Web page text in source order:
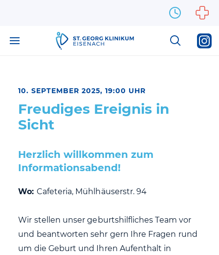
10. SEPTEMBER 2025, 19:00 UHR
Freudiges Ereignis in
Sicht
Herzlich willkommen zum
Informationsabend!
Wo: Cafeteria, Mühlhäuserstr. 94
Wir stellen unser geburtshilfliches Team vor
und beantworten sehr gern Ihre Fragen rund
um die Geburt und Ihren Aufenthalt in